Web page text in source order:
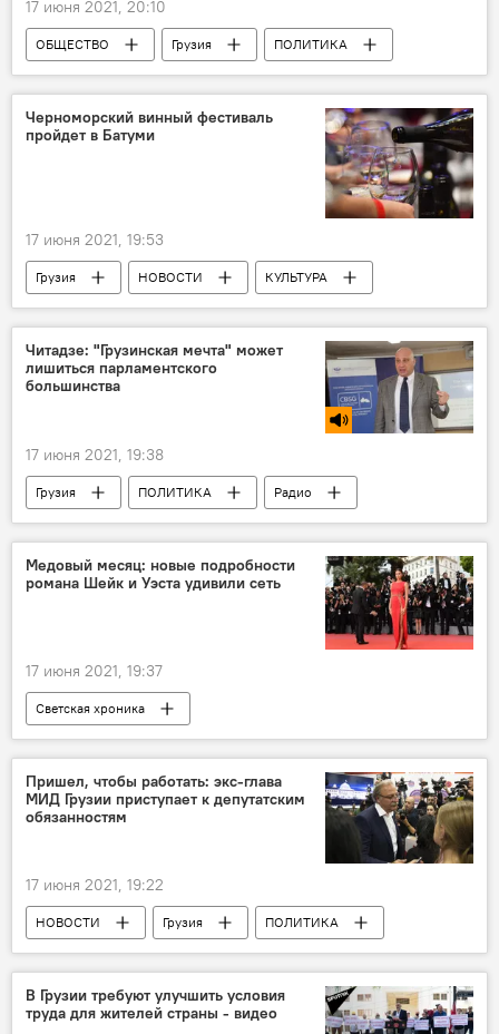
17 июня 2021, 20:10
ОБЩЕСТВО Грузия
ПОЛИТИКА
НОВОСТИ
Германия
Давид Залкалиани
Черноморский винный фестиваль
пройдет в Батуми
17 июня 2021, 19:53
Грузия НОВОСТИ
КУЛЬТУРА
ОБЩЕСТВО
Культурная жизнь Грузии
Читадзе: "Грузинская мечта" может
лишиться парламентского
большинства
17 июня 2021, 19:38
Грузия ПОЛИТИКА
Радио
Грузинская мечта - демократическая Грузия
Медовый месяц: новые подробности
романа Шейк и Уэста удивили сеть
17 июня 2021, 19:37
Светская хроника
Шоу-бизнес – новости, скандалы, истории
Пришел, чтобы работать: экс-глава
МИД Грузии приступает к депутатским
обязанностям
17 июня 2021, 19:22
НОВОСТИ Грузия
ПОЛИТИКА
Григол Вашадзе
Парламент Грузии
В Грузии требуют улучшить условия
труда для жителей страны - видео